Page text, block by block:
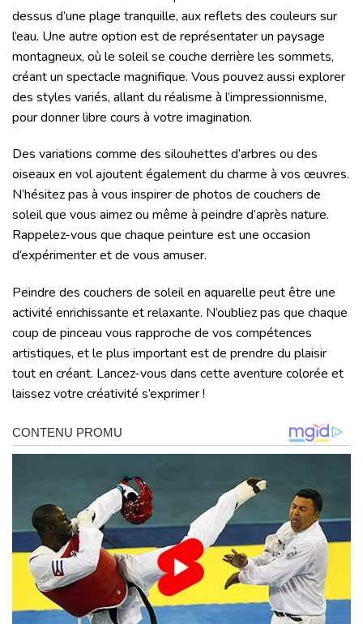
dessus d’une plage tranquille, aux reflets des couleurs sur
l’eau. Une autre option est de représentater un paysage
montagneux, où le soleil se couche derrière les sommets,
créant un spectacle magnifique. Vous pouvez aussi explorer
des styles variés, allant du réalisme à l’impressionnisme,
pour donner libre cours à votre imagination.
Des variations comme des silouhettes d’arbres ou des
oiseaux en vol ajoutent également du charme à vos œuvres.
N’hésitez pas à vous inspirer de photos de couchers de
soleil que vous aimez ou même à peindre d’après nature.
Rappelez-vous que chaque peinture est une occasion
d’expérimenter et de vous amuser.
Peindre des couchers de soleil en aquarelle peut être une
activité enrichissante et relaxante. N’oubliez pas que chaque
coup de pinceau vous rapproche de vos compétences
artistiques, et le plus important est de prendre du plaisir
tout en créant. Lancez-vous dans cette aventure colorée et
laissez votre créativité s’exprimer !